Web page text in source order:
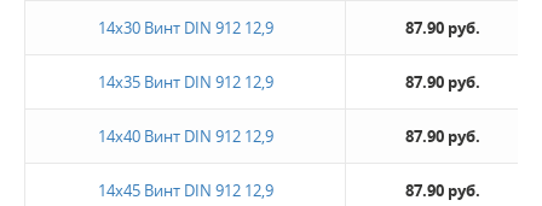
14х30 Винт DIN 912 12,9 87.90 руб.
14х35 Винт DIN 912 12,9 87.90 руб.
14х40 Винт DIN 912 12,9 87.90 руб.
14х45 Винт DIN 912 12,9 87.90 руб.